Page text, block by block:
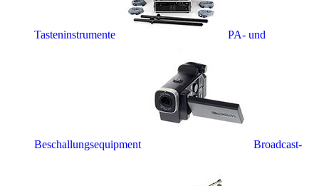
Tasteninstrumente PA- und
Beschallungsequipment Broadcast-